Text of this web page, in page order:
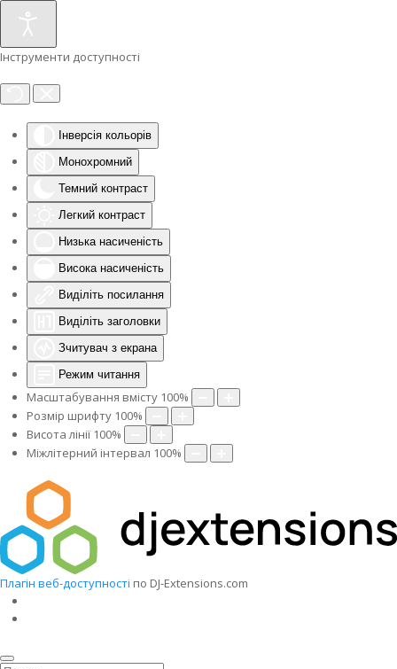
Інструменти доступності
Інверсія кольорів
Монохромний
Темний контраст
Легкий контраст
Низька насиченість
Висока насиченість
Виділіть посилання
Виділіть заголовки
Зчитувач з екрана
Режим читання
Масштабування вмісту 100%
Розмір шрифту 100%
Висота лінії 100%
Міжлітерний інтервал 100%
Плагін веб-доступності по DJ-Extensions.com